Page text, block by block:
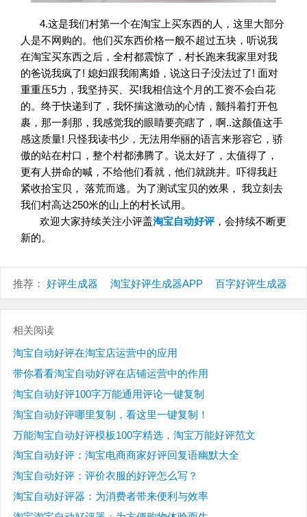
4.这是我们村第一个在淘宝上买东西的人，这里大部分
人是不网购的。他们买东西价格一般不超过五块，听说我
在淘宝买东西之后，全村都震惊了，村长跑来我家里对我
的爸说我疯了! 媳妇跟我闹离婚，说这日子没法过了! 面对
重重压5力，我坚持买、买!我相信这个月的工资不会白花
的。终于快递到了，我怀揣这激动的心情，颤抖着打开包
裹，那一刹那，我感觉我的眼睛要亮瞎了，啊..这颜值这手
感这质量! 只怪我读书少，无法用华丽的语言来形容它，骄
傲的站在村口，整个村都沸腾了。说太好了，太值得了，
更有人拼命的喊，不给他们看就，他们就跳井。吓得我赶
紧收拾宝贝， 落荒而逃。为了测试宝贝的效果， 我立刻去
我们村高达250米的山上的村长试用。
欢迎大家持续关注小评盖淘宝自动好评，会持续不断更
新的。
推荐： 好评生成器 淘宝好评生成器APP 百字好评生成器
相关阅读
淘宝自动好评在淘宝店运营中的应用
带你看看淘宝自动好评在店铺运营中的作用
淘宝自动好评100字万能通用评论一键复制
淘宝自动好评哪里复制，看这里一键复制！
万能淘宝自动好评模板100字精选，淘宝万能好评范文
淘宝自动好评：淘宝电商商家好评回复语幽默大全
淘宝自动好评：评价衣服的好评怎么写？
淘宝自动好评器：为消费者带来便利与效率